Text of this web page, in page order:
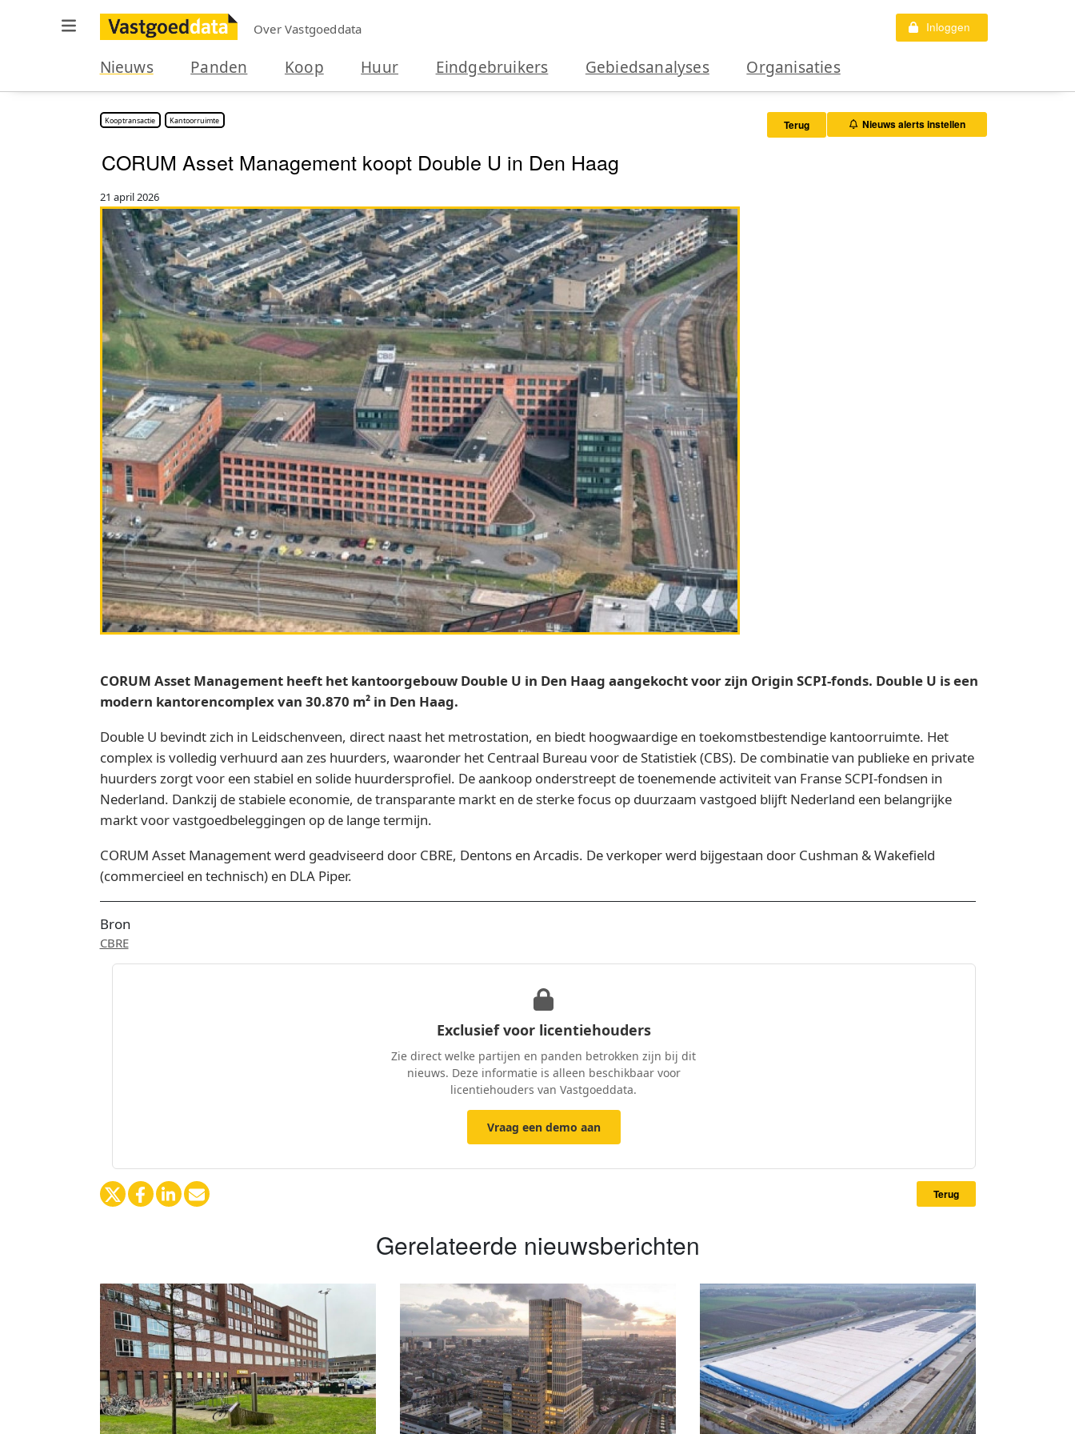
Over Vastgoeddata Inloggen
Nieuws Panden Koop Huur Eindgebruikers Gebiedsanalyses Organisaties
Kooptransactie Kantoorruimte Terug Nieuws alerts instellen
CORUM Asset Management koopt Double U in Den Haag
21 april 2026
CORUM Asset Management heeft het kantoorgebouw Double U in Den Haag aangekocht voor zijn Origin SCPI-fonds. Double U is een
modern kantorencomplex van 30.870 m² in Den Haag.
Double U bevindt zich in Leidschenveen, direct naast het metrostation, en biedt hoogwaardige en toekomstbestendige kantoorruimte. Het
complex is volledig verhuurd aan zes huurders, waaronder het Centraal Bureau voor de Statistiek (CBS). De combinatie van publieke en private
huurders zorgt voor een stabiel en solide huurdersprofiel. De aankoop onderstreept de toenemende activiteit van Franse SCPI-fondsen in
Nederland. Dankzij de stabiele economie, de transparante markt en de sterke focus op duurzaam vastgoed blijft Nederland een belangrijke
markt voor vastgoedbeleggingen op de lange termijn.
CORUM Asset Management werd geadviseerd door CBRE, Dentons en Arcadis. De verkoper werd bijgestaan door Cushman & Wakefield
(commercieel en technisch) en DLA Piper.
Bron
CBRE
Exclusief voor licentiehouders
Zie direct welke partijen en panden betrokken zijn bij dit
nieuws. Deze informatie is alleen beschikbaar voor
licentiehouders van Vastgoeddata.
Vraag een demo aan
Terug
Gerelateerde nieuwsberichten